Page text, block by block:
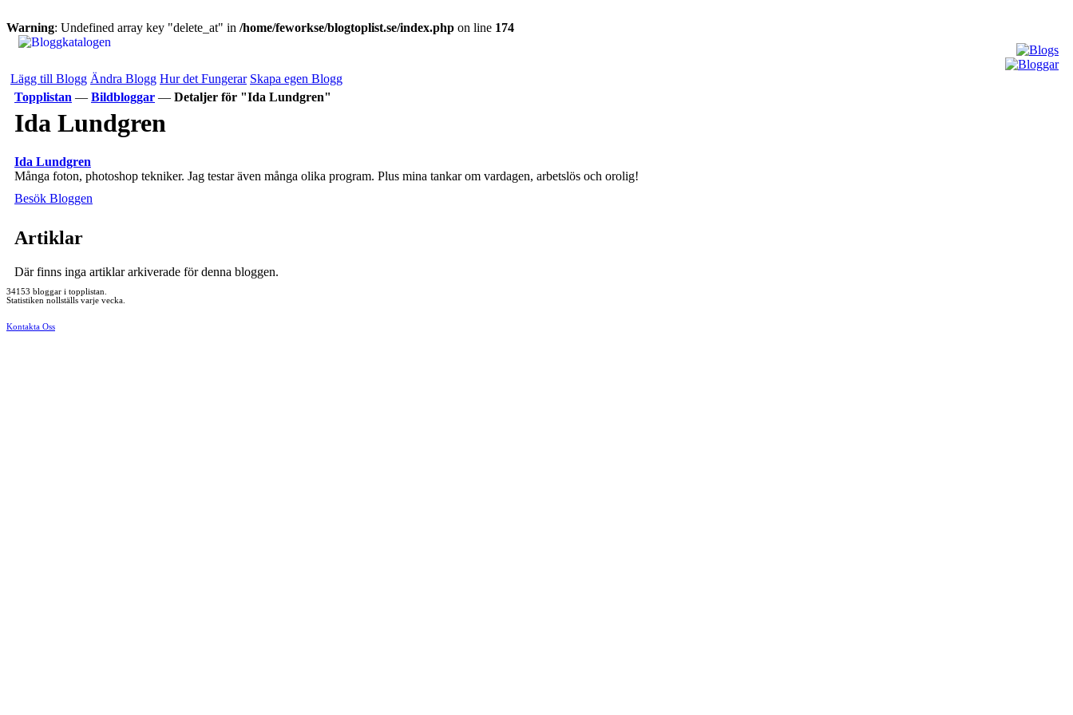
Warning: Undefined array key "delete_at" in /home/feworkse/blogtoplist.se/index.php on line 174
Lägg till Blogg Ändra Blogg Hur det Fungerar Skapa egen Blogg
Topplistan — Bildbloggar — Detaljer för "Ida Lundgren"
Ida Lundgren
Ida Lundgren
Många foton, photoshop tekniker. Jag testar även många olika program. Plus mina tankar om vardagen, arbetslös och orolig!
Besök Bloggen
Artiklar
Där finns inga artiklar arkiverade för denna bloggen.
34153 bloggar i topplistan.
Statistiken nollställs varje vecka.
Kontakta Oss